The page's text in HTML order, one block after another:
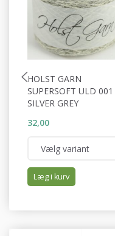
HOLST GARN
SUPERSOFT ULD 001
SILVER GREY
32,00
Læg i kurv